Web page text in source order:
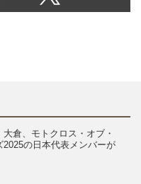
倉、モトクロス・オブ・
2025の日本代表メンバーが